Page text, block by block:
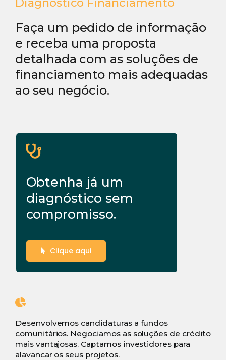
Faça um pedido de informação
e receba uma proposta
detalhada com as soluções de
financiamento mais adequadas
ao seu negócio.
Obtenha já um
diagnóstico sem
compromisso.
Clique aqui
Desenvolvemos candidaturas a fundos
comunitários. Negociamos as soluções de crédito
mais vantajosas. Captamos investidores para
alavancar os seus projetos.